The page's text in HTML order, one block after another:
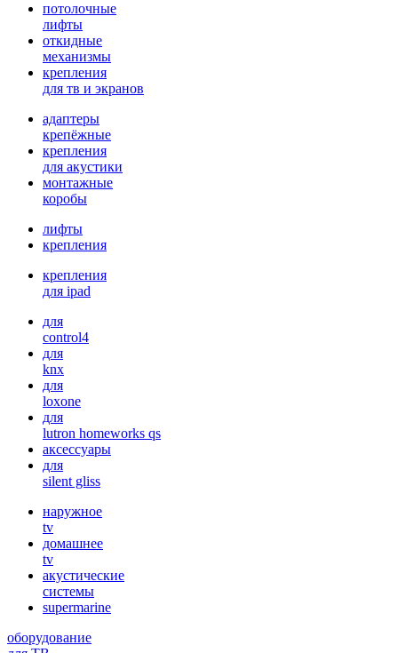
потолочные
лифты
откидные
механизмы
крепления
для тв и экранов
адаптеры
крепёжные
крепления
для акустики
монтажные
коробы
лифты
крепления
крепления
для ipad
для
control4
для
knx
для
loxone
для
lutron homeworks qs
аксессуары
для
silent gliss
наружное
tv
домашнее
tv
акустические
системы
supermarine
оборудование